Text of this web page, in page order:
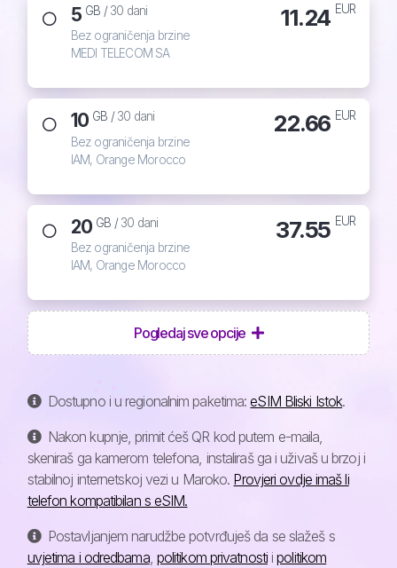
5 GB /30 dani
Bez ograničenja brzine
MEDI TELECOM SA
11.24 EUR
10 GB /30 dani
Bez ograničenja brzine
IAM, Orange Morocco
22.66 EUR
20 GB /30 dani
Bez ograničenja brzine
IAM, Orange Morocco
37.55 EUR
Pogledaj sve opcije
Dostupno i u regionalnim paketima:eSIM Bliski Istok.
Nakon kupnje, primit ćeš QR kod putem e-maila,
skeniraš ga kamerom telefona, instaliraš ga i uživaš u brzoj i
stabilnoj internetskoj vezi u Maroko. Provjeri ovdje imaš li
telefon kompatibilan s eSIM.
Postavljanjem narudžbe potvrđuješ da se slažeš s
uvjetima i odredbama, politikom privatnostiipolitikom